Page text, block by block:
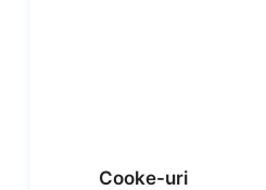
Cooke-uri